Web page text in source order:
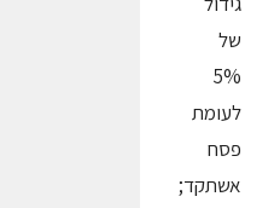
של
5%
לעומת
פסח
אשתקד;